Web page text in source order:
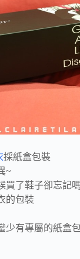
採紙盒包裝
~
買了鞋子卻忘記
的包裝
少有專屬的紙盒